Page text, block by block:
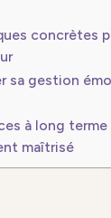
concrètes
sa gestion
à long terme
maîtrisé